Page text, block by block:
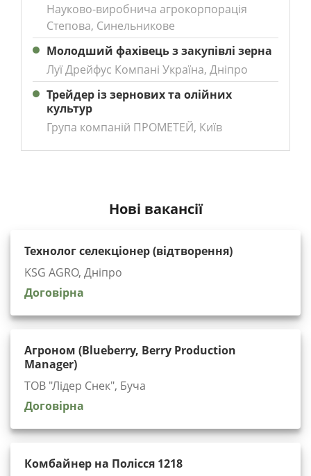
Науково-виробнича агрокорпорація
Степова, Синельникове
Молодший фахівець з закупівлі зерна
Луї Дрейфус Компані Україна, Дніпро
Трейдер із зернових та олійних
культур
Група компаній ПРОМЕТЕЙ, Київ
Нові вакансії
Технолог селекціонер (відтворення)
KSG AGRO, Дніпро
Договірна
Агроном (Blueberry, Berry Production
Manager)
ТОВ "Лідер Снек", Буча
Договірна
Комбайнер на Полісся 1218